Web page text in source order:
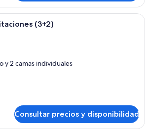
Habitación de hotel con una cama
(3+2)
y 2 camas individuales
Consultar precios y disponibilidad